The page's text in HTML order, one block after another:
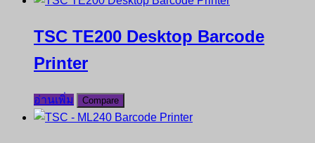
TSC TE200 Desktop Barcode
Printer
อ่านเพิ่ม Compare